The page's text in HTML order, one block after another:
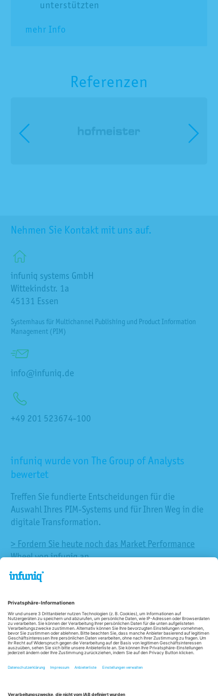
unterstützten
mehr Info
Referenzen
Nehmen Sie Kontakt mit uns auf.
infuniq systems GmbH
Wittekindstr. 1a
45131 Essen
Systemhaus für Multichannel Publishing und Product Information
Management (PIM)
info@infuniq.de
+49 201 523674-100
infuniq wurde von The Group of Analysts
bewertet
Treffen Sie fundierte Entscheidungen für die
Auswahl Ihres PIM-Systems und für Ihren Weg in die
digitale Transformation.
> Fordern Sie heute noch das Market Performance
Wheel von infuniq an.
Newsletter